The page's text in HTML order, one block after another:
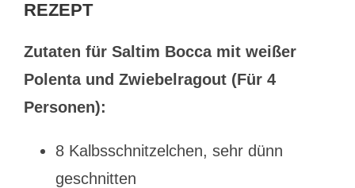
REZEPT
Zutaten für Saltim Bocca mit weißer
Polenta und Zwiebelragout (Für 4
Personen):
8 Kalbsschnitzelchen, sehr dünn
geschnitten